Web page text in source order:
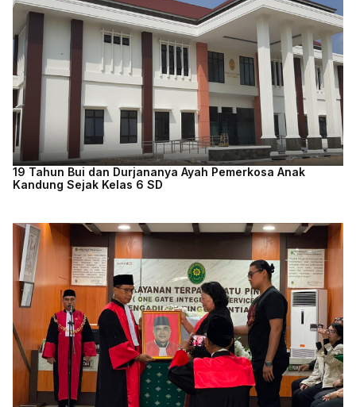
19 Tahun Bui dan Durjananya Ayah Pemerkosa Anak
Kandung Sejak Kelas 6 SD